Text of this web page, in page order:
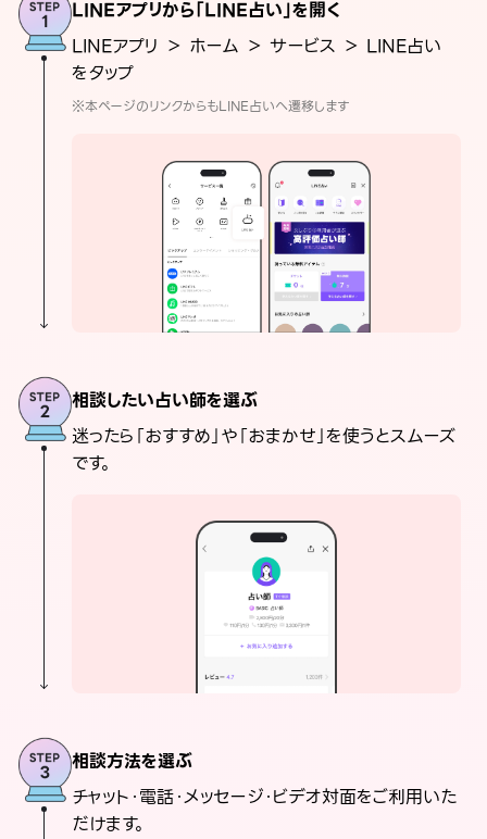
LINEアプリから「LINE占い」を開く
LINEアプリ ＞ ホーム ＞ サービス ＞ LINE占い
をタップ
※本ページのリンクからもLINE占いへ遷移します
相談したい占い師を選ぶ
迷ったら「おすすめ」や「おまかせ」を使うとスムーズ
です。
相談方法を選ぶ
チャット・電話・メッセージ・ビデオ対面をご利用いた
だけます。